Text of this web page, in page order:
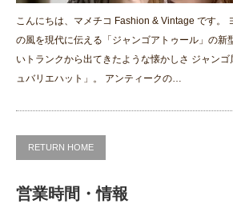
こんにちは、マメチコ Fashion & Vintage です。
の風を現代に伝える「ジャンゴアトゥール」の新
いトランクから出てきたような懐かしさ ジャン
ュバリエハット」。 アンティークの…
RETURN HOME
営業時間・情報